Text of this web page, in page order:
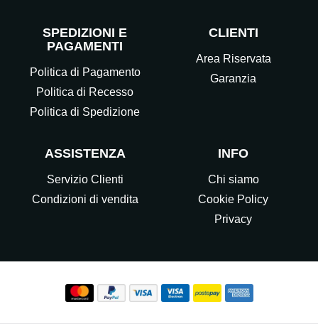
SPEDIZIONI E
PAGAMENTI
Politica di Pagamento
Politica di Recesso
Politica di Spedizione
CLIENTI
Area Riservata
Garanzia
ASSISTENZA
Servizio Clienti
Condizioni di vendita
INFO
Chi siamo
Cookie Policy
Privacy